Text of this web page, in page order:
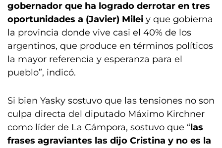
gobernador que ha logrado derrotar en tres
oportunidades a (Javier) Milei y que gobierna
la provincia donde vive casi el 40% de los
argentinos, que produce en términos políticos
la mayor referencia y esperanza para el
pueblo”, indicó.
Si bien Yasky sostuvo que las tensiones no son
culpa directa del diputado Máximo Kirchner
como líder de La Cámpora, sostuvo que “las
frases agraviantes las dijo Cristina y no es la